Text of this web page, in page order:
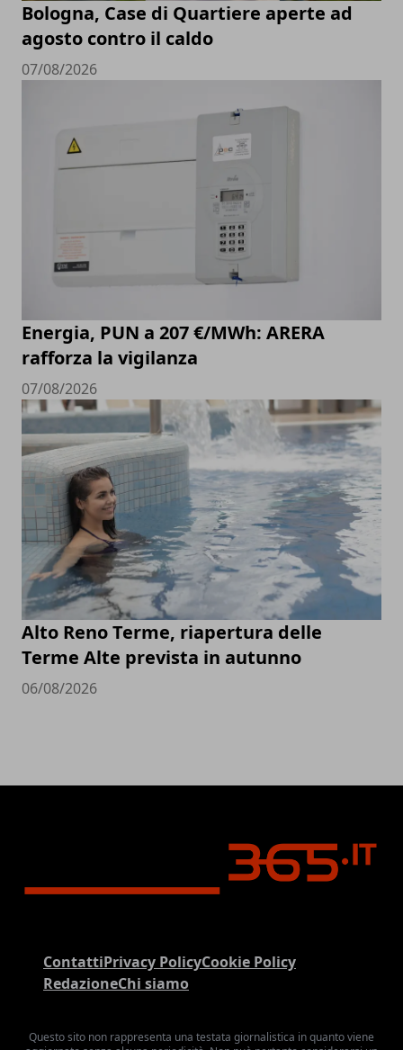
Bologna, Case di Quartiere aperte ad
agosto contro il caldo
07/08/2026
Energia, PUN a 207 €/MWh: ARERA
rafforza la vigilanza
07/08/2026
Alto Reno Terme, riapertura delle
Terme Alte prevista in autunno
06/08/2026
ContattiPrivacy PolicyCookie Policy
RedazioneChi siamo
Questo sito non rappresenta una testata giornalistica in quanto viene